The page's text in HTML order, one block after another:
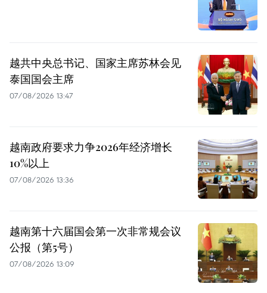
越共中央总书记、国家主席苏林会见
泰国国会主席
07/08/2026 13:47
越南政府要求力争2026年经济增长
10%以上
07/08/2026 13:36
越南第十六届国会第一次非常规会议
公报（第5号）
07/08/2026 13:09